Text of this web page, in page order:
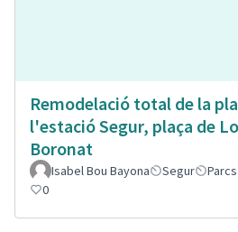
Remodelació total de la
l'estació Segur, plaça de
Boronat
Isabel Bou Bayona Segur
0